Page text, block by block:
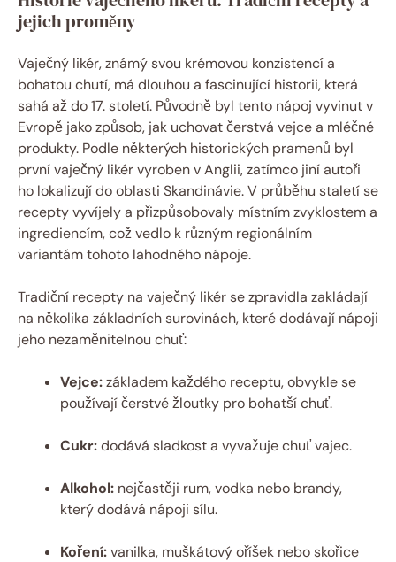
jejich proměny
Vaječný likér, známý svou krémovou konzistencí a
bohatou chutí, má dlouhou a fascinující historii, která
sahá až do 17. století. Původně byl tento nápoj vyvinut v
Evropě jako způsob, jak uchovat čerstvá vejce a mléčné
produkty. Podle některých historických pramenů byl
první vaječný likér vyroben v Anglii, zatímco jiní autoři
ho lokalizují do oblasti Skandinávie. V průběhu staletí se
recepty vyvíjely a přizpůsobovaly místním zvyklostem a
ingrediencím, což vedlo k různým regionálním
variantám tohoto lahodného nápoje.
Tradiční recepty na vaječný likér se zpravidla zakládají
na několika základních surovinách, které dodávají nápoji
jeho nezaměnitelnou chuť:
Vejce:základem každého receptu, obvykle se
používají čerstvé žloutky pro bohatší chuť.
Cukr:dodává sladkost a vyvažuje chuť vajec.
Alkohol: nejčastěji rum, vodka nebo brandy,
který dodává nápoji sílu.
Koření:vanilka, muškátový oříšek nebo skořice